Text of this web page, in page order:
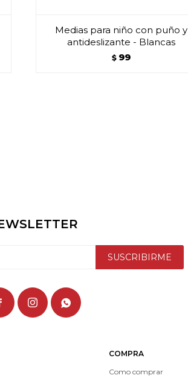
Medias para niño con puño y
antideslizante - Blancas
$ 99
COMPRA
Como comprar
SUSCRIBIRME
 